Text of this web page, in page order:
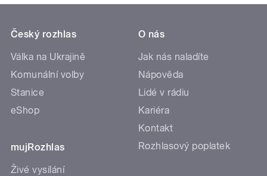
Český rozhlas
Válka na Ukrajině
Komunální volby
Stanice
eShop
mujRozhlas
Živé vysílání
O nás
Jak nás naladíte
Nápověda
Lidé v rádiu
Kariéra
Kontakt
Rozhlasový poplatek